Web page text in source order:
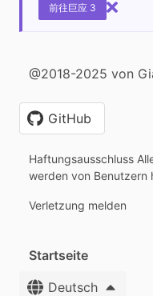
前往巨应 3
@2018-2025 von
GitHub
Haftungsausschluss
werden von Benutzern
Verletzung melden
Startseite
Deutsch